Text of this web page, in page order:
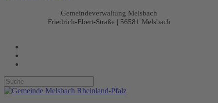
Gemeindeverwaltung Melsbach
Friedrich-Ebert-Straße | 56581 Melsbach